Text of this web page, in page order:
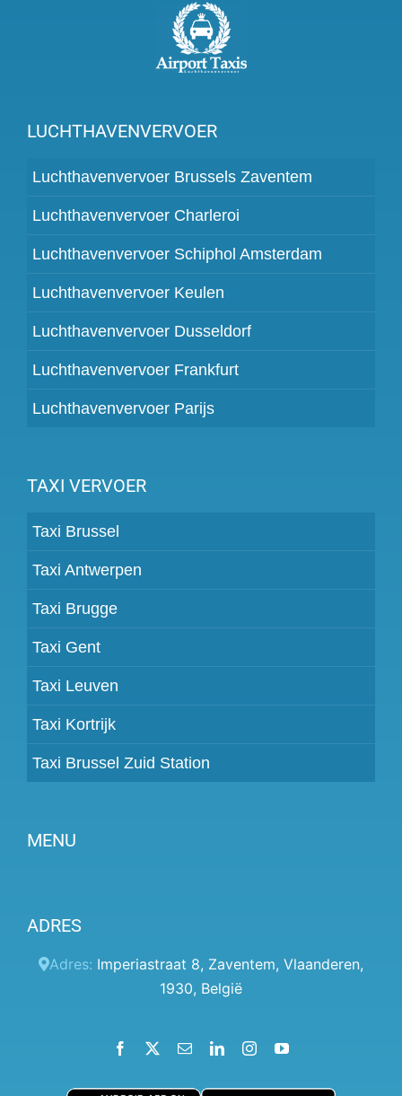
LUCHTHAVENVERVOER
Luchthavenvervoer Brussels Zaventem
Luchthavenvervoer Charleroi
Luchthavenvervoer Schiphol Amsterdam
Luchthavenvervoer Keulen
Luchthavenvervoer Dusseldorf
Luchthavenvervoer Frankfurt
Luchthavenvervoer Parijs
TAXI VERVOER
Taxi Brussel
Taxi Antwerpen
Taxi Brugge
Taxi Gent
Taxi Leuven
Taxi Kortrijk
Taxi Brussel Zuid Station
MENU
Prijzen
Klantenpaneel
Algemene voorwaarden
ADRES
Adres: Imperiastraat 8, Zaventem, Vlaanderen,
1930, België
Facebook EmailLinkedInInstagramYouTube